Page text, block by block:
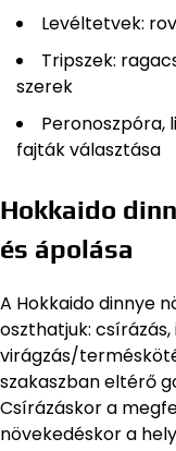
Levéltetvek:
Tripszek:
szerek
Peronoszpóra,
fajták választása
Hokkaido
és ápolása
A Hokkaido dinnye
oszthatjuk:
virágzás/
szakaszban eltérő
Csírázáskor a
növekedéskor a